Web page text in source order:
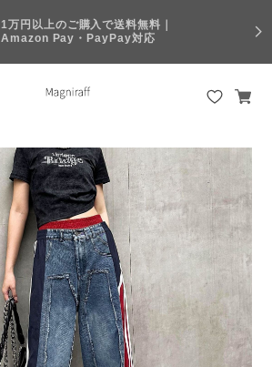
1万円以上のご購入で送料無料｜
Amazon Pay・PayPay対応